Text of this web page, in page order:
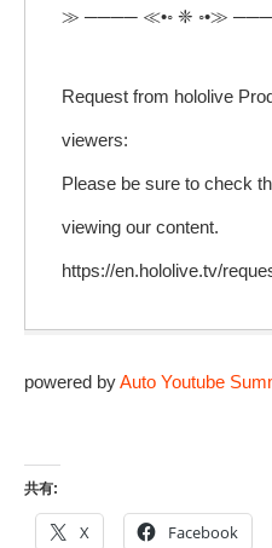
≫ ──── ≪•◦ ❈ ◦•≫
Request from hololive
viewers:
Please be sure to check
viewing our content.
https://en.hololive.tv/
powered byAuto Youtube
共有:
X Facebook